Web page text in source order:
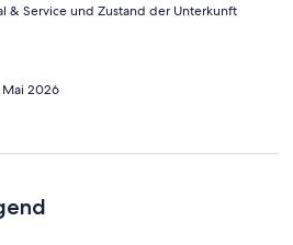
& Service und Zustand der Unterkunft
2026